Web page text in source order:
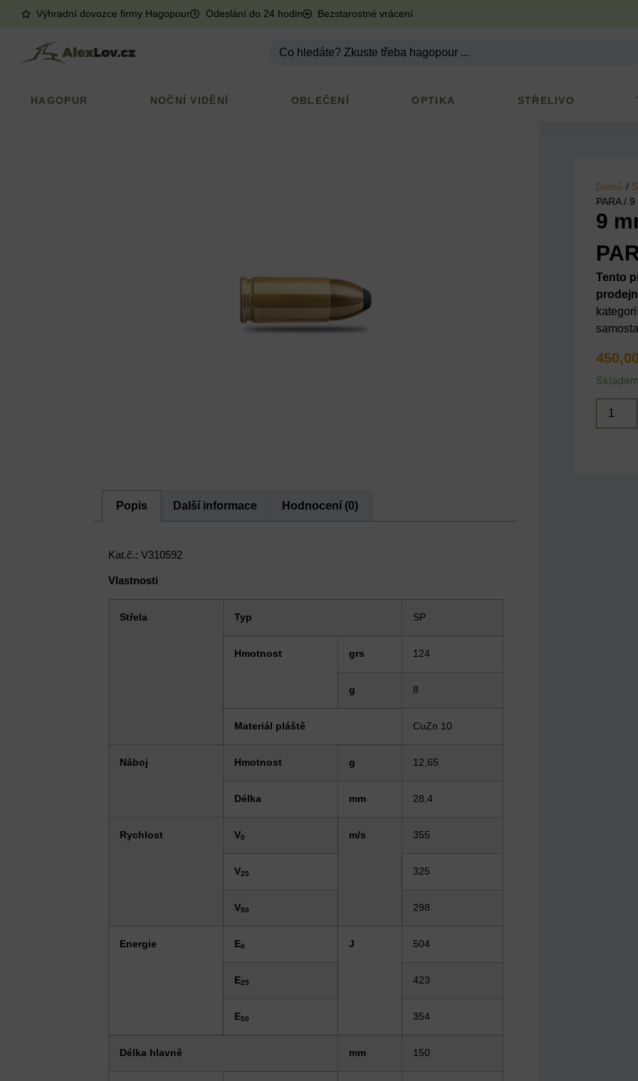
Výhradní dovozce firmy Hagopour Odeslání do 24 hodin Bezstarostné vrácení
HAGOPUR NOČNÍ VIDĚNÍ OBLEČENÍ OPTIKA STŘELIVO
Popis Další informace Hodnocení (0)
Kat.č.: V310592
Vlastnosti
Střela Typ SP
Hmotnost grs 124
g 8
Materiál pláště CuZn 10
Náboj Hmotnost g 12,65
Délka mm 28,4
Rychlost V0 m/s 355
V25 325
V50 298
Energie E0 J 504
E25 423
E50 354
Délka hlavně mm 150
Domů /
PARA /
9
Tento